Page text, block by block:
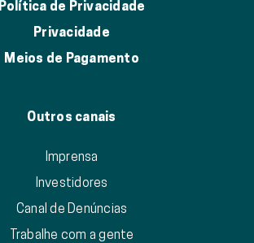
Política de Privacidade
Privacidade
Meios de Pagamento
Outros canais
Imprensa
Investidores
Canal de Denúncias
Trabalhe com a gente